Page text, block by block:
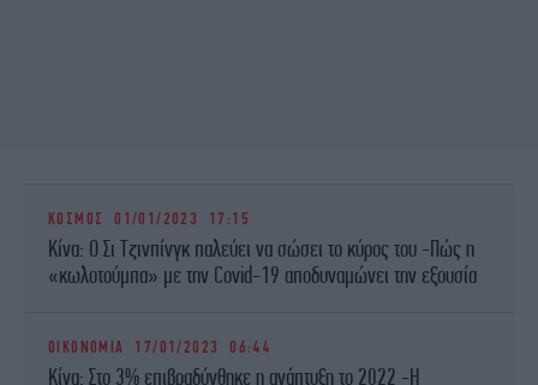
ΚΟΣΜΟΣ 01/01/2023 17:15
Κίνα: Ο Σι Τζινπίνγκ παλεύει να σώσει το κύρος του -Πώς η
«κωλοτούμπα» με την Covid-19 αποδυναμώνει την εξουσία
ΟΙΚΟΝΟΜΙΑ 17/01/2023 06:44
Κίνα: Στο 3% επιβραδύνθηκε η ανάπτυξη το 2022 -Η